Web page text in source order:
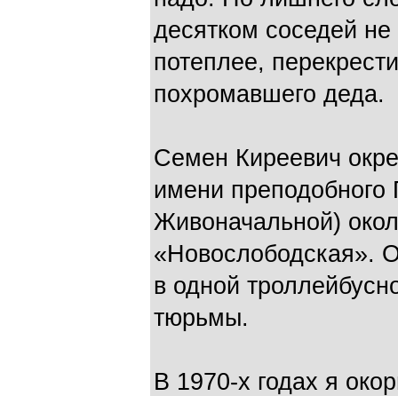
десятком соседей
потеплее,
похромавшего деда.
Семен Киреевич
имени
Живоначальной)
«Новослободская».
в одной
тюрьмы.
В 1970-х годах я